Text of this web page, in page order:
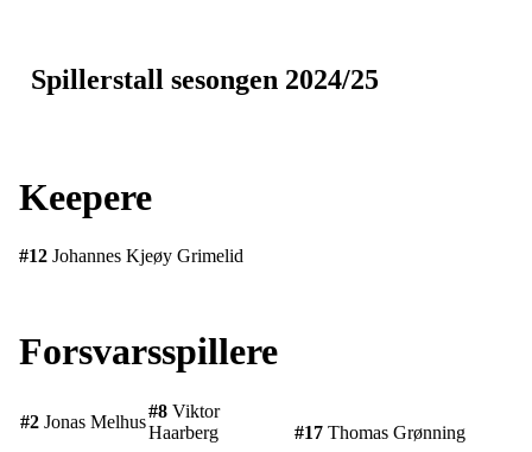
Spillerstall sesongen 2024/25
Keepere
#12 Johannes Kjeøy Grimelid
Forsvarsspillere
#2 Jonas Melhus
#8 Viktor
Haarberg
#17 Thomas Grønning